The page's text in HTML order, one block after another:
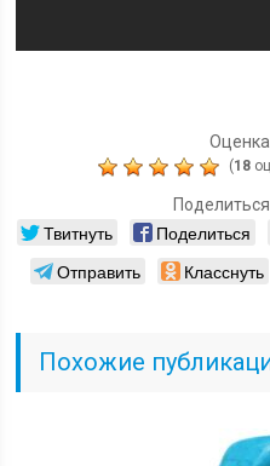
Оценка
(18
Твитнуть Поделиться
Отправить
Класснуть
Похожие